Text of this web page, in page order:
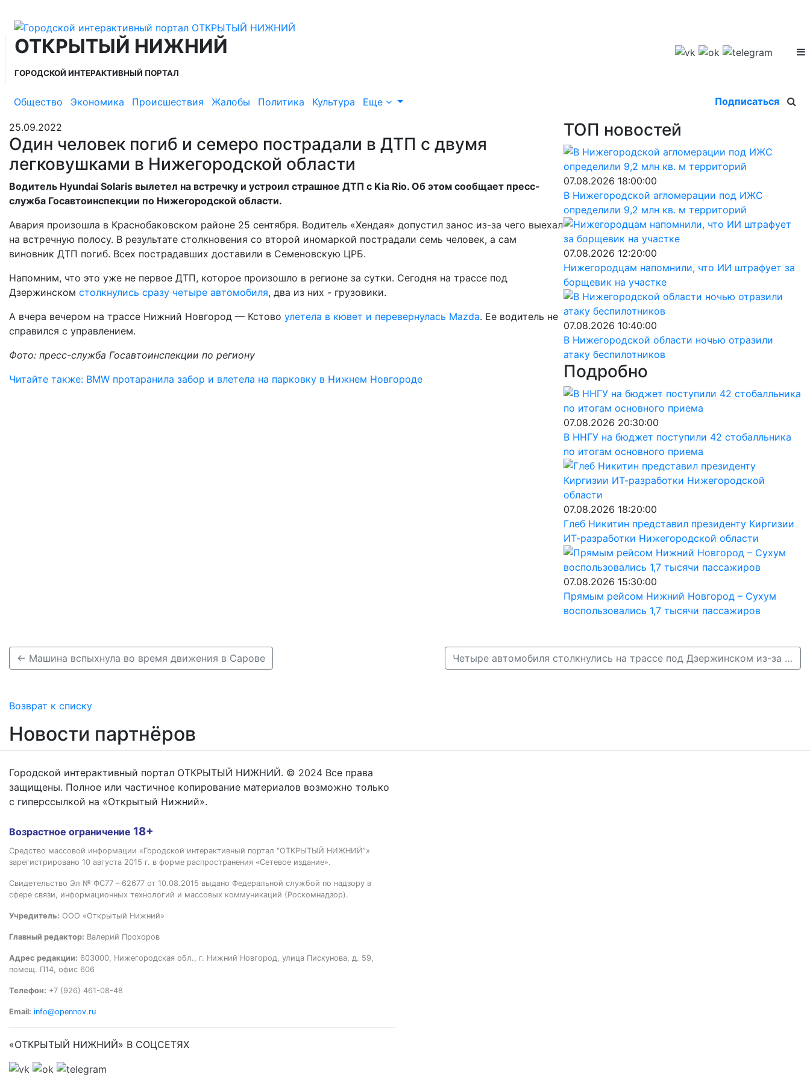
ОТКРЫТЫЙ НИЖНИЙ
ГОРОДСКОЙ ИНТЕРАКТИВНЫЙ ПОРТАЛ
Общество Экономика Происшествия Жалобы Политика Культура Еще Подписаться
25.09.2022
Один человек погиб и семеро пострадали в ДТП с двумя
легковушками в Нижегородской области
Водитель Hyundai Solaris вылетел на встречку и устроил страшное ДТП с Kia Rio. Об этом сообщает пресс-
служба Госавтоинспекции по Нижегородской области.
Авария произошла в Краснобаковском районе 25 сентября. Водитель «Хендая» допустил занос из-за чего выехал
на встречную полосу. В результате столкновения со второй иномаркой пострадали семь человек, а сам
виновник ДТП погиб. Всех пострадавших доставили в Семеновскую ЦРБ.
Напомним, что это уже не первое ДТП, которое произошло в регионе за сутки. Сегодня на трассе под
Дзержинском столкнулись сразу четыре автомобиля, два из них - грузовики.
А вчера вечером на трассе Нижний Новгород — Кстово улетела в кювет и перевернулась Mazda. Ее водитель не
справился с управлением.
Фото: пресс-служба Госавтоинспекции по региону
Читайте также: BMW протаранила забор и влетела на парковку в Нижнем Новгороде
ТОП новостей
07.08.2026 18:00:00
В Нижегородской агломерации под ИЖС
определили 9,2 млн кв. м территорий
07.08.2026 12:20:00
Нижегородцам напомнили, что ИИ штрафует за
борщевик на участке
07.08.2026 10:40:00
В Нижегородской области ночью отразили
атаку беспилотников
Подробно
07.08.2026 20:30:00
В ННГУ на бюджет поступили 42 стобалльника
по итогам основного приема
07.08.2026 18:20:00
Глеб Никитин представил президенту Киргизии
ИТ-разработки Нижегородской области
07.08.2026 15:30:00
Прямым рейсом Нижний Новгород – Сухум
воспользовались 1,7 тысячи пассажиров
← Машина вспыхнула во время движения в Сарове Четыре автомобиля столкнулись на трассе под Дзержинском из-за фуры →
Возврат к списку
Новости партнёров
Городской интерактивный портал ОТКРЫТЫЙ НИЖНИЙ. © 2024 Все права
защищены. Полное или частичное копирование материалов возможно только
с гиперссылкой на «Открытый Нижний».
Возрастное ограничение 18+
Средство массовой информации «Городской интерактивный портал “ОТКРЫТЫЙ НИЖНИЙ”»
зарегистрировано 10 августа 2015 г. в форме распространения «Сетевое издание».
Свидетельство Эл № ФС77 – 62677 от 10.08.2015 выдано Федеральной службой по надзору в
сфере связи, информационных технологий и массовых коммуникаций (Роскомнадзор).
Учредитель: ООО «Открытый Нижний»
Главный редактор: Валерий Прохоров
Адрес редакции: 603000, Нижегородская обл., г. Нижний Новгород, улица Пискунова, д. 59,
помещ. П14, офис 606
Телефон: +7 (926) 461-08-48
Email: info@opennov.ru
«ОТКРЫТЫЙ НИЖНИЙ» В СОЦСЕТЯХ